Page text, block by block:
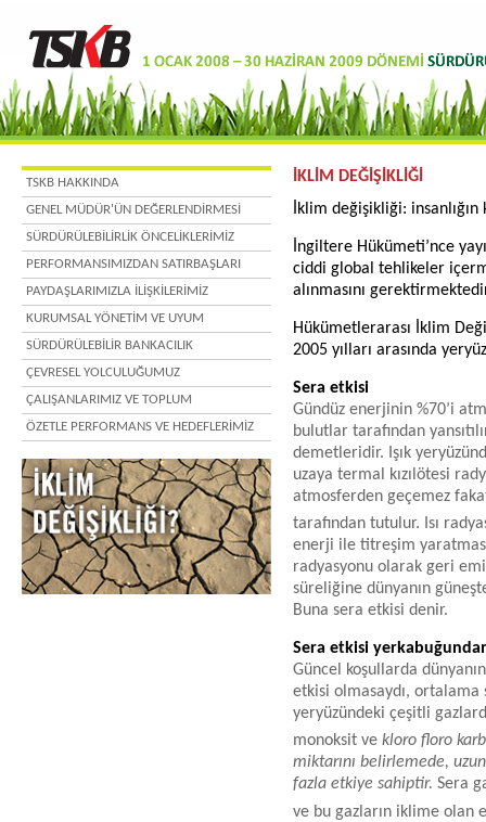
TSKB HAKKINDA
GENEL MÜDÜR'ÜN DEĞERLENDİRMESİ
SÜRDÜRÜLEBİLİRLİK ÖNCELİKLERİMİZ
PERFORMANSIMIZDAN SATIRBAŞLARI
PAYDAŞLARIMIZLA İLİŞKİLERİMİZ
KURUMSAL YÖNETİM VE UYUM
SÜRDÜRÜLEBİLİR BANKACILIK
ÇEVRESEL YOLCULUĞUMUZ
ÇALIŞANLARIMIZ VE TOPLUM
ÖZETLE PERFORMANS VE HEDEFLERİMİZ
İKLİM DEĞİŞİKLİĞİ
İklim değişikliği:
İngiltere Hükümeti’nce
ciddi global tehlikeler
alınmasını
Hükümetlerarası İklim
2005 yılları arasında
Sera etkisi
Gündüz enerjinin %70’i
bulutlar tarafından
demetleridir. Işık
uzaya termal kızılötesi
atmosferden geçemez
tarafından tutulur. Isı
enerji ile titreşim
radyasyonu olarak geri
süreliğine dünyanın
Buna sera etkisi denir.
Sera etkisi
Güncel koşullarda
etkisi olmasaydı, ortalama
yeryüzündeki çeşitli
monoksit ve kloro floro
miktarını belirlemede,
fazla etkiye sahiptir. Sera
ve bu gazların iklime olan